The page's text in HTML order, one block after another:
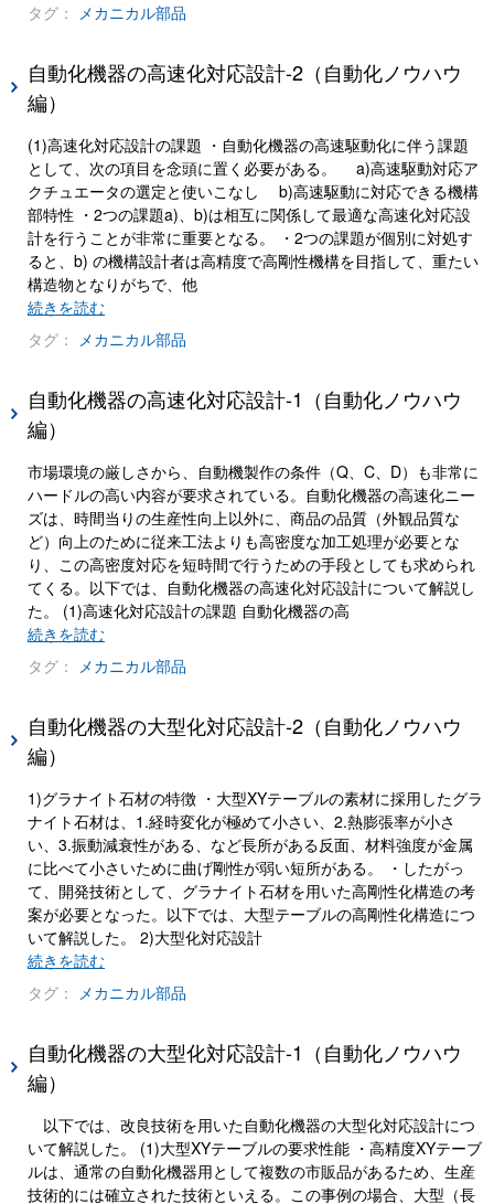
タグ： メカニカル部品
自動化機器の高速化対応設計-2（自動化ノウハウ
編）
(1)高速化対応設計の課題 ・自動化機器の高速駆動化に伴う課題
として、次の項目を念頭に置く必要がある。 a)高速駆動対応ア
クチュエータの選定と使いこなし b)高速駆動に対応できる機構
部特性 ・2つの課題a)、b)は相互に関係して最適な高速化対応設
計を行うことが非常に重要となる。 ・2つの課題が個別に対処す
ると、b) の機構設計者は高精度で高剛性機構を目指して、重たい
構造物となりがちで、他
続きを読む
タグ： メカニカル部品
自動化機器の高速化対応設計-1（自動化ノウハウ
編）
市場環境の厳しさから、自動機製作の条件（Q、C、D）も非常に
ハードルの高い内容が要求されている。自動化機器の高速化ニー
ズは、時間当りの生産性向上以外に、商品の品質（外観品質な
ど）向上のために従来工法よりも高密度な加工処理が必要とな
り、この高密度対応を短時間で行うための手段としても求められ
てくる。以下では、自動化機器の高速化対応設計について解説し
た。 (1)高速化対応設計の課題 自動化機器の高
続きを読む
タグ： メカニカル部品
自動化機器の大型化対応設計-2（自動化ノウハウ
編）
1)グラナイト石材の特徴 ・大型XYテーブルの素材に採用したグラ
ナイト石材は、1.経時変化が極めて小さい、2.熱膨張率が小さ
い、3.振動減衰性がある、など長所がある反面、材料強度が金属
に比べて小さいために曲げ剛性が弱い短所がある。 ・したがっ
て、開発技術として、グラナイト石材を用いた高剛性化構造の考
案が必要となった。以下では、大型テーブルの高剛性化構造につ
いて解説した。 2)大型化対応設計
続きを読む
タグ： メカニカル部品
自動化機器の大型化対応設計-1（自動化ノウハウ
編）
以下では、改良技術を用いた自動化機器の大型化対応設計につ
いて解説した。 (1)大型XYテーブルの要求性能 ・高精度XYテーブ
ルは、通常の自動化機器用として複数の市販品があるため、生産
技術的には確立された技術といえる。この事例の場合、大型（長